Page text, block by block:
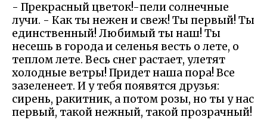
- Прекрасный цветок!-пели солнечные
лучи. - Как ты нежен и свеж! Ты первый! Ты
единственный! Любимый ты наш! Ты
несешь в города и селенья весть о лете, о
теплом лете. Весь снег растает, улетят
холодные ветры! Придет наша пора! Все
зазеленеет. И у тебя появятся друзья:
сирень, ракитник, а потом розы, но ты у нас
первый, такой нежный, такой прозрачный!